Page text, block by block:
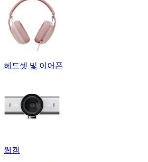
헤드셋 및 이어폰
웹캠